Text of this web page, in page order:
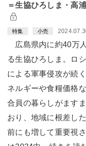
＝生協ひろしま・高
特集 小売
広島県内に約40万
る生協ひろしま。ロ
による軍事侵攻が続
ネルギーや食糧価格
合員の暮らしがます
おり、地域に根差し
前にも増して重要視